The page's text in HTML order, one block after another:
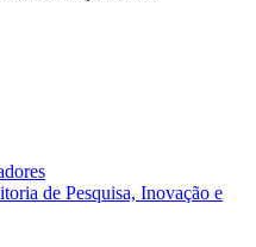
de Pesquisa, Inovação e